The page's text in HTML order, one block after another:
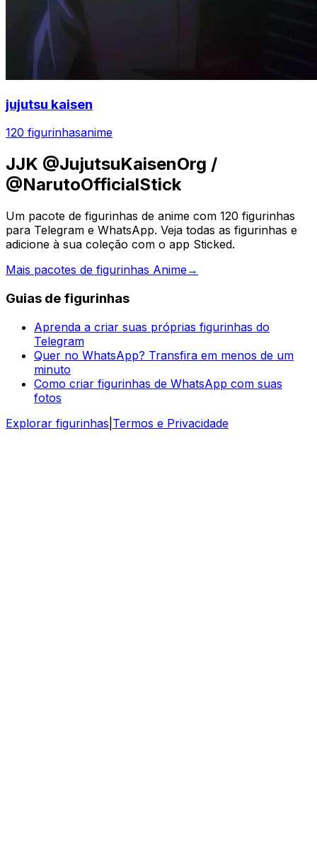
jujutsu kaisen
120 figurinhasanime
JJK @JujutsuKaisenOrg /
@NarutoOfficialStick
Um pacote de figurinhas de anime com 120 figurinhas
para Telegram e WhatsApp. Veja todas as figurinhas e
adicione à sua coleção com o app Sticked.
Mais pacotes de figurinhas Anime→
Guias de figurinhas
Aprenda a criar suas próprias figurinhas do
Telegram
Quer no WhatsApp? Transfira em menos de um
minuto
Como criar figurinhas de WhatsApp com suas
fotos
Explorar figurinhas Termos e Privacidade